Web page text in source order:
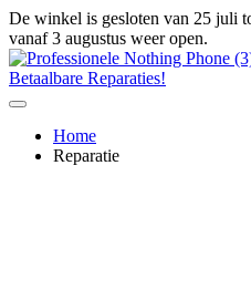
Ga
naar
de
inhoud
De winkel is gesloten van 25 juli
vanaf 3 augustus weer open.
Home
Reparatie